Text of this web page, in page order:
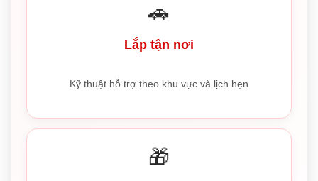
🚗
Lắp tận nơi
Kỹ thuật hỗ trợ theo khu vực và lịch hẹn
🎁